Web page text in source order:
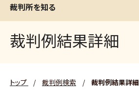
裁判所を知る
裁判例結果詳細
トップ / 裁判例検索 / 裁判例結果詳細